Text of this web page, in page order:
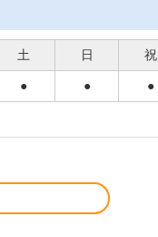
土 日 祝
● ● ●